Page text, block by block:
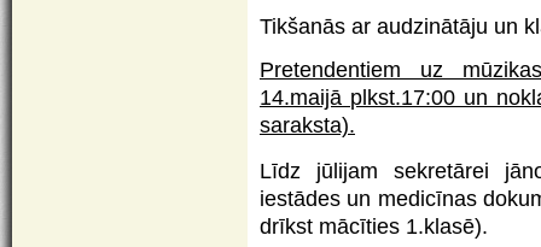
Tikšanās ar audzinātāju un
Pretendentiem uz
14.maijā plkst.17:00 un
saraksta).
Līdz jūlijam sekretārei
iestādes un medicīnas
drīkst mācīties 1.klasē).